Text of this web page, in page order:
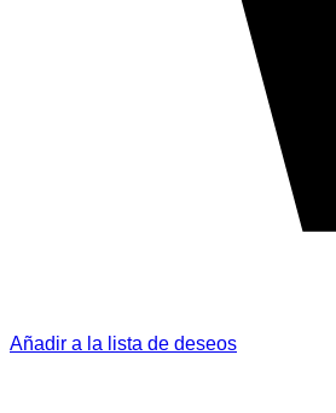
Añadir a la lista de deseos